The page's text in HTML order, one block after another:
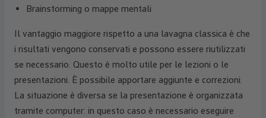
Brainstorming o mappe mentali
Il vantaggio maggiore rispetto a una lavagna classica è che
i risultati vengono conservati e possono essere riutilizzati
se necessario. Questo è molto utile per le lezioni o le
presentazioni. È possibile apportare aggiunte e correzioni.
La situazione è diversa se la presentazione è organizzata
tramite computer: in questo caso è necessario eseguire